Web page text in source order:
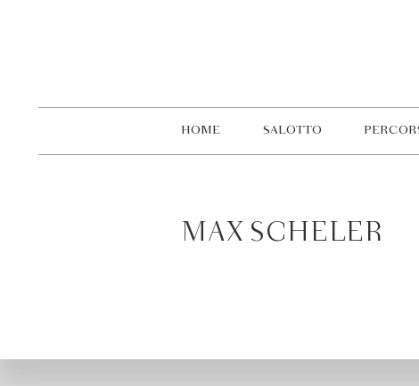
HOME SALOTTO
MAX SCHELER